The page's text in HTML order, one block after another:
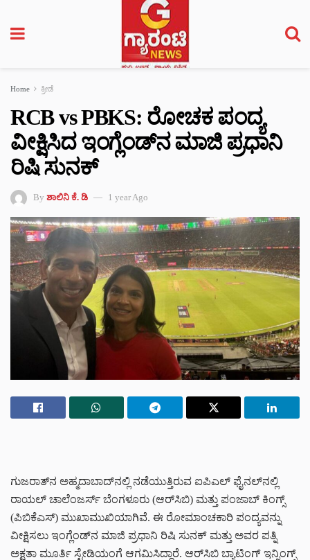
Home ಕ್ರೀಡೆ
RCB vs PBKS: ರೋಚಕ ಪಂದ್ಯ
ವೀಕ್ಷಿಸಿದ ಇಂಗ್ಲೆಂಡ್​ನ ಮಾಜಿ ಪ್ರಧಾನಿ
ರಿಷಿ ಸುನಕ್​
By ಶಾಲಿನಿ ಕೆ. ಡಿ 1 year Ago
ಗುಜರಾತ್‌ನ ಅಹ್ಮದಾಬಾದ್‌ನಲ್ಲಿ ನಡೆಯುತ್ತಿರುವ ಐಪಿಎಲ್ ಫೈನಲ್‌ನಲ್ಲಿ
ರಾಯಲ್ ಚಾಲೆಂಜರ್ಸ್ ಬೆಂಗಳೂರು (ಆರ್‌ಸಿಬಿ) ಮತ್ತು ಪಂಜಾಬ್ ಕಿಂಗ್ಸ್
(ಪಿಬಿಕೆಎಸ್) ಮುಖಾಮುಖಿಯಾಗಿವೆ. ಈ ರೋಮಾಂಚಕಾರಿ ಪಂದ್ಯವನ್ನು
ವೀಕ್ಷಿಸಲು ಇಂಗ್ಲೆಂಡ್‌ನ ಮಾಜಿ ಪ್ರಧಾನಿ ರಿಷಿ ಸುನಕ್ ಮತ್ತು ಅವರ ಪತ್ನಿ
ಅಕ್ಷತಾ ಮೂರ್ತಿ ಸ್ಟೇಡಿಯಂಗೆ ಆಗಮಿಸಿದ್ದಾರೆ. ಆರ್‌ಸಿಬಿ ಬ್ಯಾಟಿಂಗ್ ಇನ್ನಿಂಗ್ಸ್